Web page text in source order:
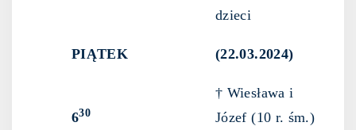
dzieci
PIĄTEK (22.03.2024)
630
† Wiesława i
Józef (10 r. śm.)